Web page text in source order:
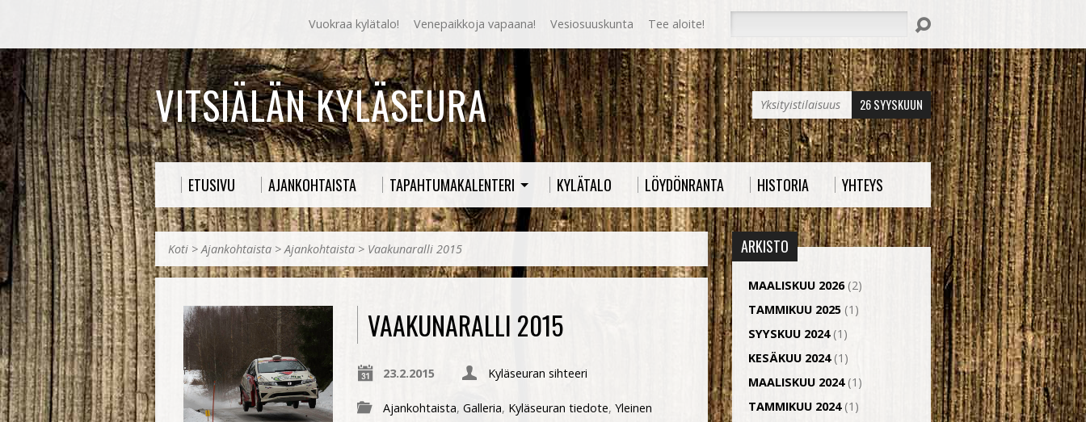
Vuokraa kylätalo! Venepaikkoja vapaana! Vesiosuuskunta Tee aloite!
VITSIÄLÄN KYLÄSEURA Yksityistilaisuus 26 SYYSKUUN
ETUSIVU AJANKOHTAISTA TAPAHTUMAKALENTERI KYLÄTALO LÖYDÖNRANTA HISTORIA YHTEYS
Koti >Ajankohtaista >Ajankohtaista > Vaakunaralli 2015
VAAKUNARALLI 2015
23.2.2015 Kyläseuran sihteeri
Ajankohtaista, Galleria, Kyläseuran tiedote, Yleinen
ARKISTO
MAALISKUU 2026(2)
TAMMIKUU 2025 (1)
SYYSKUU 2024(1)
KESÄKUU 2024(1)
MAALISKUU 2024(1)
TAMMIKUU 2024(1)